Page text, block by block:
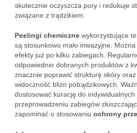
skutecznie oczyszcza pory i redukuje
związane z trądzikiem.
Peelingi chemiczne wykorzystujące
są stosunkowo mało inwazyjne.
efekty już po kilku zabiegach.
odpowiednio dobranych produktów z
znacznie poprawić strukturę skóry
widoczność blizn potrądzikowych.
dostosować kurację do
przeprowadzeniu zabiegów
zapominać o stosowaniu ochrony